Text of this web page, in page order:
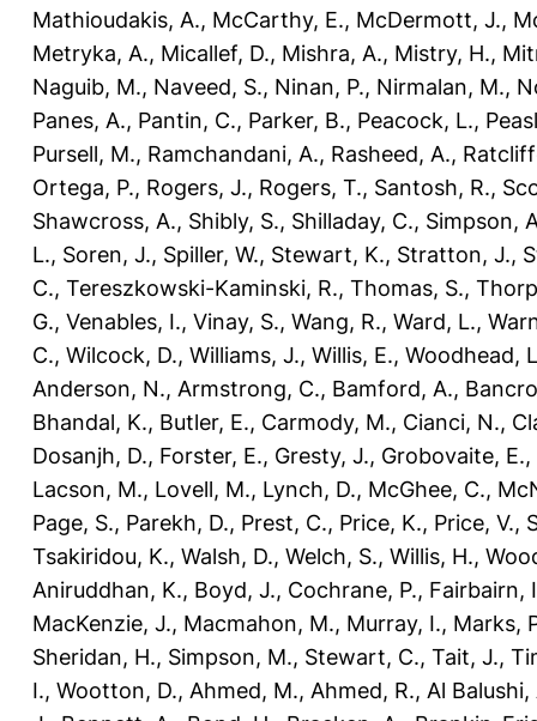
Mathioudakis, A., McCarthy, E., McDermott, J.,
Metryka, A., Micallef, D., Mishra, A., Mistry, H.,
Naguib, M., Naveed, S., Ninan, P., Nirmalan, M.,
Panes, A., Pantin, C., Parker, B., Peacock, L.,
Pursell, M., Ramchandani, A., Rasheed, A.,
Ortega, P., Rogers, J., Rogers, T., Santosh, R.,
Shawcross, A., Shibly, S., Shilladay, C., Simpson,
L., Soren, J., Spiller, W., Stewart, K., Stratton, J.,
C., Tereszkowski-Kaminski, R., Thomas, S.,
G., Venables, I., Vinay, S., Wang, R., Ward, L.,
C., Wilcock, D., Williams, J., Willis, E., Woodhead,
Anderson, N., Armstrong, C., Bamford, A.,
Bhandal, K., Butler, E., Carmody, M., Cianci, N.,
Dosanjh, D., Forster, E., Gresty, J., Grobovaite, E.,
Lacson, M., Lovell, M., Lynch, D., McGhee, C.,
Page, S., Parekh, D., Prest, C., Price, K., Price, V.,
Tsakiridou, K., Walsh, D., Welch, S., Willis, H.,
Aniruddhan, K., Boyd, J., Cochrane, P., Fairbairn,
MacKenzie, J., Macmahon, M., Murray, I., Marks,
Sheridan, H., Simpson, M., Stewart, C., Tait, J.,
I., Wootton, D., Ahmed, M., Ahmed, R., Al Balushi,